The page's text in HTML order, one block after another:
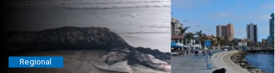
Regional